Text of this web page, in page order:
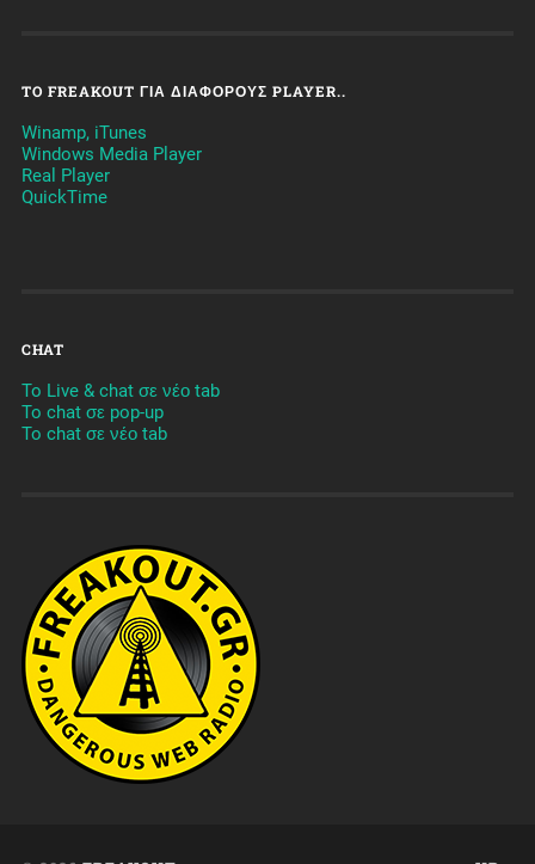
TO FREAKOUT ΓΙΑ ΔΙΆΦΟΡΟΥΣ PLAYER..
Winamp, iTunes
Windows Media Player
Real Player
QuickTime
CHAT
To Live & chat σε νέο tab
To chat σε pop-up
To chat σε νέο tab